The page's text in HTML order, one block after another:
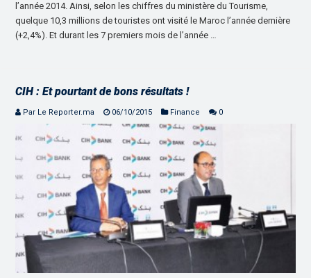
l’année 2014. Ainsi, selon les chiffres du ministère du Tourisme,
quelque 10,3 millions de touristes ont visité le Maroc l’année dernière
(+2,4%). Et durant les 7 premiers mois de l’année …
CIH : Et pourtant de bons résultats !
Par Le Reporter.ma 06/10/2015 Finance 0